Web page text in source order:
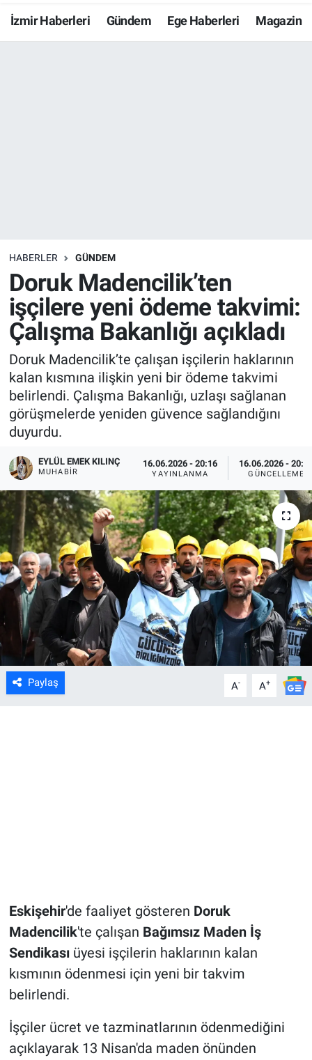
İzmir Haberleri Gündem Ege Haberleri Magazin
HABERLER GÜNDEM
Doruk Madencilik’ten
işçilere yeni ödeme takvimi:
Çalışma Bakanlığı açıkladı
Doruk Madencilik’te çalışan işçilerin haklarının
kalan kısmına ilişkin yeni bir ödeme takvimi
belirlendi. Çalışma Bakanlığı, uzlaşı sağlanan
görüşmelerde yeniden güvence sağlandığını
duyurdu.
EYLÜL EMEK KILINÇ
MUHABIR
16.06.2026 - 20:16
YAYINLANMA
16.06.2026 -
GÜNCELLEME
Paylaş A- A+
Eskişehir'de faaliyet gösteren Doruk
Madencilik'te çalışan Bağımsız Maden İş
Sendikasıüyesi işçilerin haklarının kalan
kısmının ödenmesi için yeni bir takvim
belirlendi.
İşçiler ücret ve tazminatlarının ödenmediğini
açıklayarak 13 Nisan'da maden önünden
Resmi İlanlar